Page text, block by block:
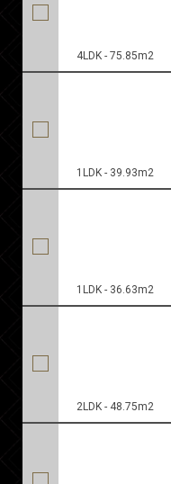
4LDK - 75.85m2
1LDK - 39.93m2
1LDK - 36.63m2
2LDK - 48.75m2